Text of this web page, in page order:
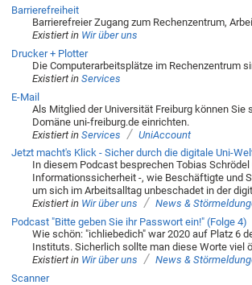
Barrierefreiheit
Barrierefreier Zugang zum Rechenzentrum,
Existiert in Wir über uns
Drucker + Plotter
Die Computerarbeitsplätze im Rechenzentrum
Existiert in Services
E-Mail
Als Mitglied der Universität Freiburg können
Domäne uni-freiburg.de einrichten.
Existiert in Services / UniAccount
Jetzt macht's Klick - Sicher durch die digitale Uni-
In diesem Podcast besprechen Tobias
Informationssicherheit -, wie Beschäftigte und
um sich im Arbeitsalltag unbeschadet in der
Existiert in Wir über uns / News &
Podcast "Bitte geben Sie ihr Passwort ein!" (Folge 4)
Wie schön: "ichliebedich" war 2020 auf Platz 6
Instituts. Sicherlich sollte man diese Worte viel
Existiert in Wir über uns / News &
Scanner